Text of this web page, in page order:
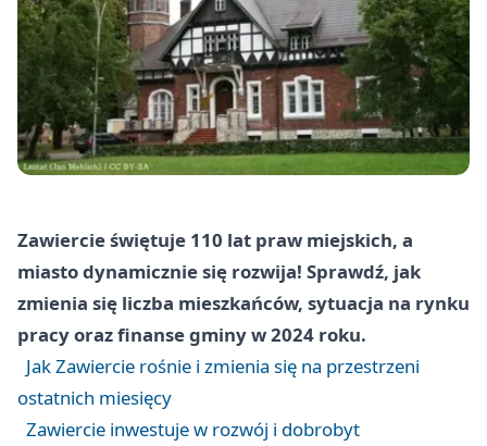
Zawiercie świętuje 110 lat praw miejskich, a
miasto dynamicznie się rozwija! Sprawdź, jak
zmienia się liczba mieszkańców, sytuacja na rynku
pracy oraz finanse gminy w 2024 roku.
Jak Zawiercie rośnie i zmienia się na przestrzeni
ostatnich miesięcy
Zawiercie inwestuje w rozwój i dobrobyt